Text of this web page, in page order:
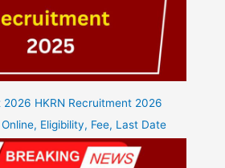
2026 HKRN Recruitment 2026
Eligibility, Fee, Last Date